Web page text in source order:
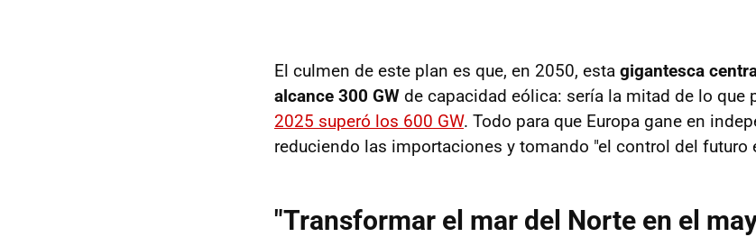
El culmen de este plan es que, en 2050, esta gigantesca
alcance 300 GW de capacidad eólica: sería la mitad de lo que
2025 superó los 600 GW. Todo para que Europa gane en
reduciendo las importaciones y tomando "el control del futuro
"Transformar el mar del Norte en el